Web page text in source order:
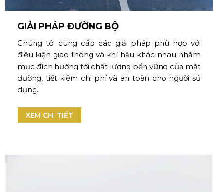
GIẢI PHÁP ĐƯỜNG BỘ
Chúng tôi cung cấp các giải pháp phù hợp với
điều kiện giao thông và khí hậu khác nhau nhằm
mục đích hướng tới chất lượng bền vững của mặt
đường, tiết kiệm chi phí và an toàn cho người sử
dụng.
XEM CHI TIẾT